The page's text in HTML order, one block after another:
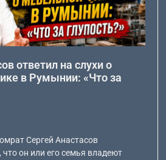
ответил на слухи о
в Румынии: «Что за
Сергей Анастасов
что он или его семья владеют